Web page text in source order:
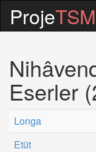
ProjeTSM
Eserler
Longa
Etüt